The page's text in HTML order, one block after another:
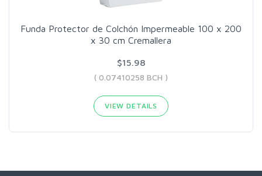
Funda Protector de Colchón Impermeable 100 x 200
x 30 cm Cremallera
$15.98
( 0.07410258 BCH )
VIEW DETAILS